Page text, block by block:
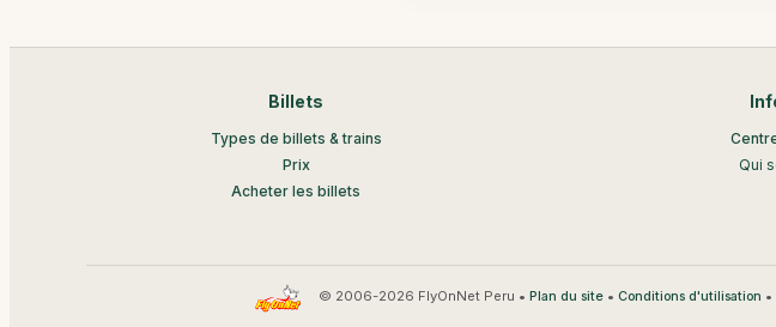
Billets
Types de billets & trains
Prix
Acheter les billets
Qui
© 2006-2026 FlyOnNet Peru • Plan du site• Conditions d'utilisation •